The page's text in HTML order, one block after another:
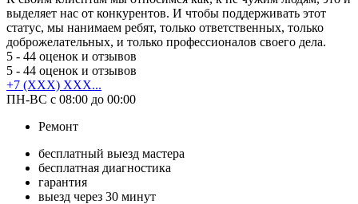
выделяет нас от конкурентов. И чтобы поддерживать этот
статус, мы нанимаем ребят, только ответственных, только
доброжелательных, и только профессионалов своего дела.
5 - 44 оценок и отзывов
5 - 44 оценок и отзывов
+7 (XXX) XXX...
ПН-ВС с 08:00 до 00:00
Ремонт
бесплатный выезд мастера
бесплатная диагностика
гарантия
выезд через 30 минут